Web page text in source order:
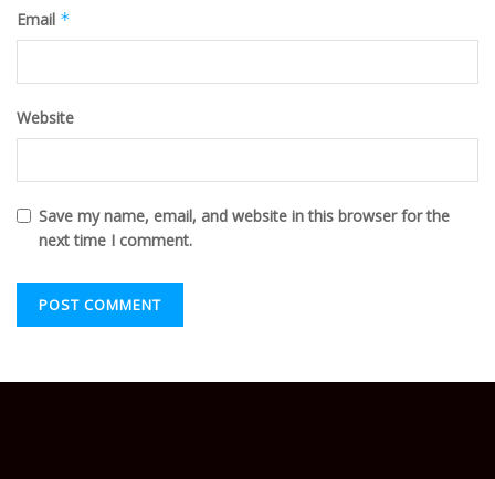
Email *
Website
Save my name, email, and website in this browser for the
next time I comment.